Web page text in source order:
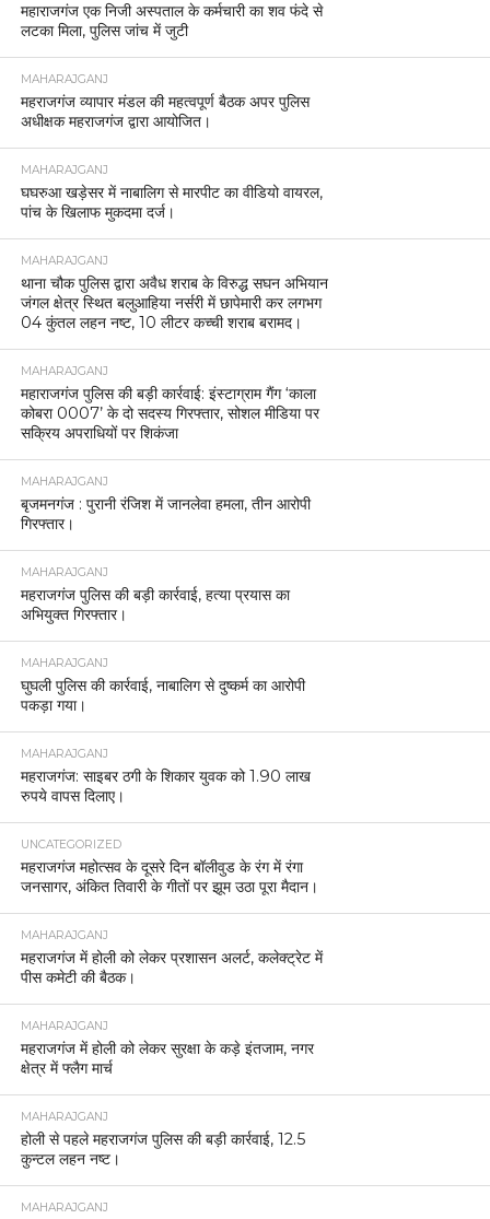
महाराजगंज एक निजी अस्पताल के कर्मचारी का शव फंदे से
लटका मिला, पुलिस जांच में जुटी
MAHARAJGANJ
महराजगंज व्यापार मंडल की महत्वपूर्ण बैठक अपर पुलिस
अधीक्षक महराजगंज द्वारा आयोजित।
MAHARAJGANJ
घघरुआ खड़ेसर में नाबालिग से मारपीट का वीडियो वायरल,
पांच के खिलाफ मुकदमा दर्ज।
MAHARAJGANJ
थाना चौक पुलिस द्वारा अवैध शराब के विरुद्ध सघन अभियान
जंगल क्षेत्र स्थित बलुआहिया नर्सरी में छापेमारी कर लगभग
04 कुंतल लहन नष्ट, 10 लीटर कच्ची शराब बरामद।
MAHARAJGANJ
महाराजगंज पुलिस की बड़ी कार्रवाई: इंस्टाग्राम गैंग ‘काला
कोबरा 0007’ के दो सदस्य गिरफ्तार, सोशल मीडिया पर
सक्रिय अपराधियों पर शिकंजा
MAHARAJGANJ
बृजमनगंज : पुरानी रंजिश में जानलेवा हमला, तीन आरोपी
गिरफ्तार।
MAHARAJGANJ
महराजगंज पुलिस की बड़ी कार्रवाई, हत्या प्रयास का
अभियुक्त गिरफ्तार।
MAHARAJGANJ
घुघली पुलिस की कार्रवाई, नाबालिग से दुष्कर्म का आरोपी
पकड़ा गया।
MAHARAJGANJ
महराजगंज: साइबर ठगी के शिकार युवक को 1.90 लाख
रुपये वापस दिलाए।
UNCATEGORIZED
महराजगंज महोत्सव के दूसरे दिन बॉलीवुड के रंग में रंगा
जनसागर, अंकित तिवारी के गीतों पर झूम उठा पूरा मैदान।
MAHARAJGANJ
महराजगंज में होली को लेकर प्रशासन अलर्ट, कलेक्ट्रेट में
पीस कमेटी की बैठक।
MAHARAJGANJ
महराजगंज में होली को लेकर सुरक्षा के कड़े इंतजाम, नगर
क्षेत्र में फ्लैग मार्च
MAHARAJGANJ
होली से पहले महराजगंज पुलिस की बड़ी कार्रवाई, 12.5
कुन्टल लहन नष्ट।
MAHARAJGANJ